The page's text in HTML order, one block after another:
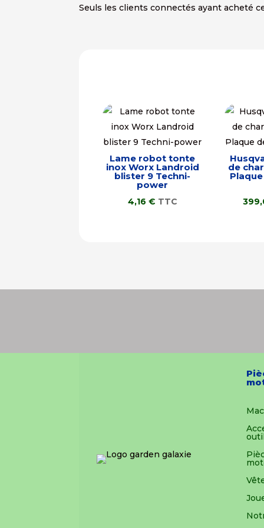
Seuls les clients connectés ayant acheté
Lame robot tonte
inox Worx Landroid
blister 9 Techni-
power
4,16 € TTC
de